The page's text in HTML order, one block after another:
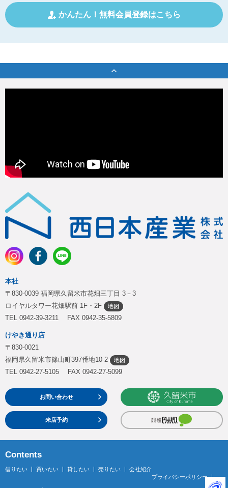
かんたん！無料会員登録はこちら
本社
〒830-0039 福岡県久留米市花畑三丁目 3－3
ロイヤルタワー花畑駅前 1F・2F
TEL 0942-39-3211 FAX 0942-35-5809
けやき通り店
〒830-0021
福岡県久留米市篠山町397番地10-2
TEL 0942-27-5105 FAX 0942-27-5099
お問い合わせ
来店予約
Contents
借りたい 買いたい 貸したい 売りたい
会社紹介
プライバシーポリシー